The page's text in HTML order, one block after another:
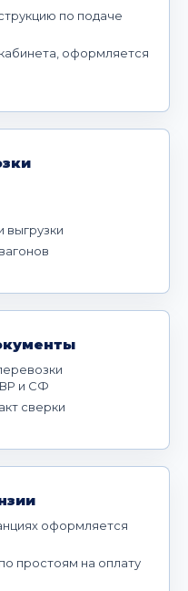
по подаче
оформляется
выгрузки
и СФ
сверки
оформляется
простоям на оплату